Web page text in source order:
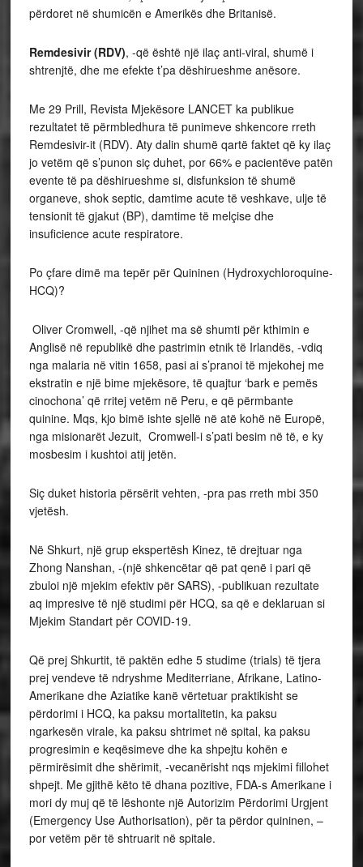
përdoret në shumicën e Amerikës dhe Britanisë.
Remdesivir (RDV), -që është një ilaç anti-viral, shumë i
shtrenjtë, dhe me efekte t’pa dëshirueshme anësore.
Me 29 Prill, Revista Mjekësore LANCET ka publikue
rezultatet të përmbledhura të punimeve shkencore rreth
Remdesivir-it (RDV). Aty dalin shumë qartë faktet që ky ilaç
jo vetëm që s’punon siç duhet, por 66% e pacientëve patën
evente të pa dëshirueshme si, disfunksion të shumë
organeve, shok septic, damtime acute të veshkave, ulje të
tensionit të gjakut (BP), damtime të melçise dhe
insuficience acute respiratore.
Po çfare dimë ma tepër për Quininen (Hydroxychloroquine-
HCQ)?
Oliver Cromwell, -që njihet ma së shumti për kthimin e
Anglisë në republikë dhe pastrimin etnik të Irlandës, -vdiq
nga malaria në vitin 1658, pasi ai s’pranoi të mjekohej me
ekstratin e një bime mjekësore, të quajtur ‘bark e pemës
cinochona’ që rritej vetëm në Peru, e që përmbante
quinine. Mqs, kjo bimë ishte sjellë në atë kohë në Europë,
nga misionarët Jezuit, Cromwell-i s’pati besim në të, e ky
mosbesim i kushtoi atij jetën.
Siç duket historia përsërit vehten, -pra pas rreth mbi 350
vjetësh.
Në Shkurt, një grup ekspertësh Kinez, të drejtuar nga
Zhong Nanshan, -(një shkencëtar që pat qenë i pari që
zbuloi një mjekim efektiv për SARS), -publikuan rezultate
aq impresive të një studimi për HCQ, sa që e deklaruan si
Mjekim Standart për COVID-19.
Që prej Shkurtit, të paktën edhe 5 studime (trials) të tjera
prej vendeve të ndryshme Mediterriane, Afrikane, Latino-
Amerikane dhe Aziatike kanë vërtetuar praktikisht se
përdorimi i HCQ, ka paksu mortalitetin, ka paksu
ngarkesën virale, ka paksu shtrimet në spital, ka paksu
progresimin e keqësimeve dhe ka shpejtu kohën e
përmirësimit dhe shërimit, -vecanërisht nqs mjekimi fillohet
shpejt. Me gjithë këto të dhana pozitive, FDA-s Amerikane i
mori dy muj që të lëshonte një Autorizim Përdorimi Urgjent
(Emergency Use Authorisation), për ta përdor quininen, –
por vetëm për të shtruarit në spitale.